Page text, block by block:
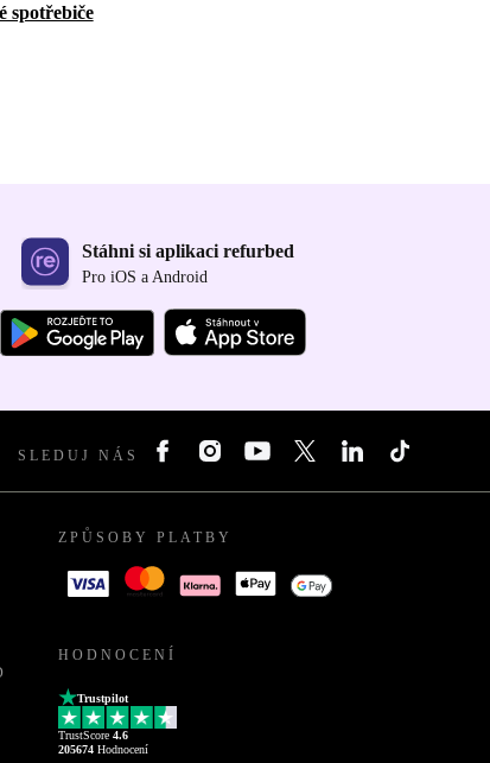
spotřebiče
Stáhni si aplikaci refurbed
Pro iOS a Android
SLEDUJ NÁS
ZPŮSOBY PLATBY
HODNOCENÍ
Trustpilot
TrustScore 4.6
205674 Hodnocení